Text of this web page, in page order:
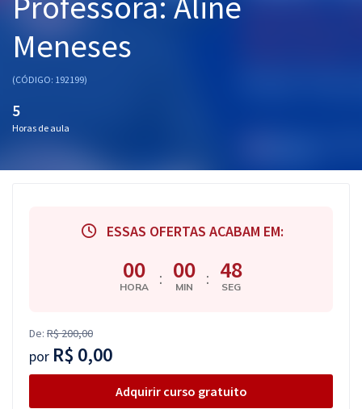
Graduação
Mentorias
Meneses
(CÓDIGO: 192199)
5
Horas de aula
ESSAS OFERTAS ACABAM EM:
00
HORA : 00
MIN : 47
SEG
De: R$ 200,00
por R$ 0,00
Adquirir curso gratuito